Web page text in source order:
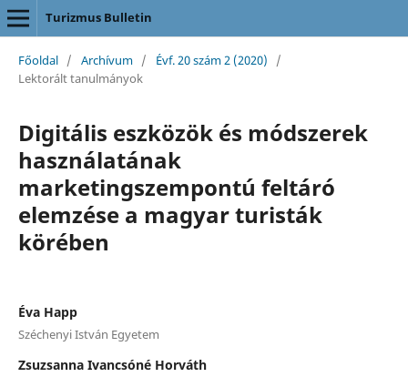
Turizmus Bulletin
Főoldal / Archívum / Évf. 20 szám 2 (2020)
/
Lektorált tanulmányok
Digitális eszközök és módszerek
használatának
marketingszempontú feltáró
elemzése a magyar turisták
körében
Éva Happ
Széchenyi István Egyetem
Zsuzsanna Ivancsóné Horváth